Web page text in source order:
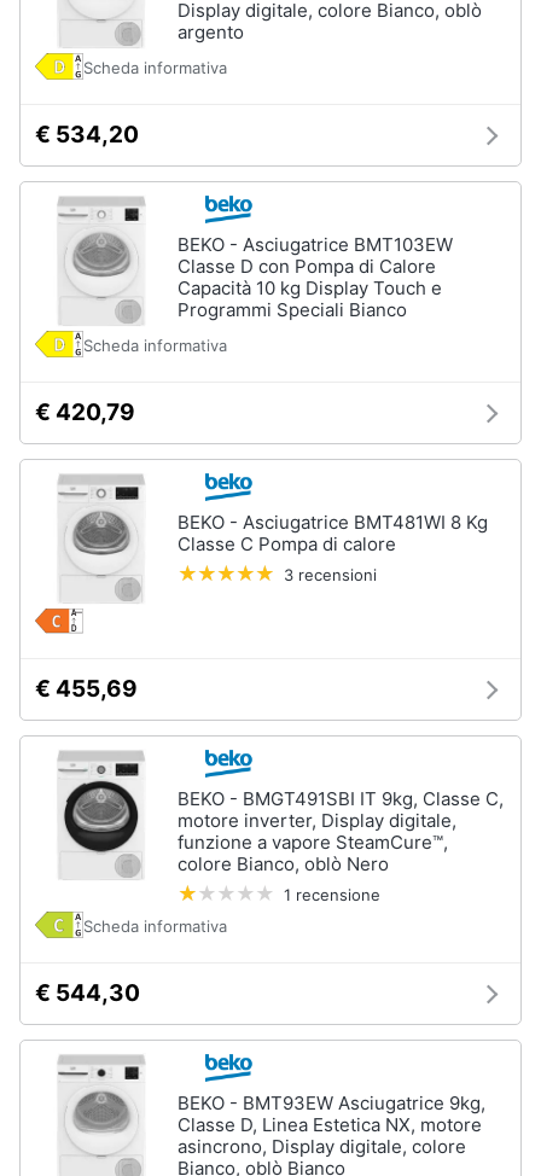
elettrodomestici
Termoconvettore
Condizionatori
fissi
Caminetto
professionali
industriali
Abbattitore
Macchine
professionali
Friggitrice
professionale
professionale
Vedi
Elettrodomestici
Frigoriferi
Lavatrici
in
offerta
Asciugatrice
Microonde
Display digitale, colore Bianco, oblò
argento
Scheda informativa
€ 534,20
BEKO - Asciugatrice BMT103EW
Classe D con Pompa di Calore
Capacità 10 kg Display Touch e
Programmi Speciali Bianco
Scheda informativa
€ 420,79
BEKO - Asciugatrice BMT481WI 8 Kg
Classe C Pompa di calore
3 recensioni
€ 455,69
BEKO - BMGT491SBI IT 9kg, Classe C,
motore inverter, Display digitale,
funzione a vapore SteamCure™,
colore Bianco, oblò Nero
1 recensione
Scheda informativa
€ 544,30
BEKO - BMT93EW Asciugatrice 9kg,
Classe D, Linea Estetica NX, motore
asincrono, Display digitale, colore
Bianco, oblò Bianco